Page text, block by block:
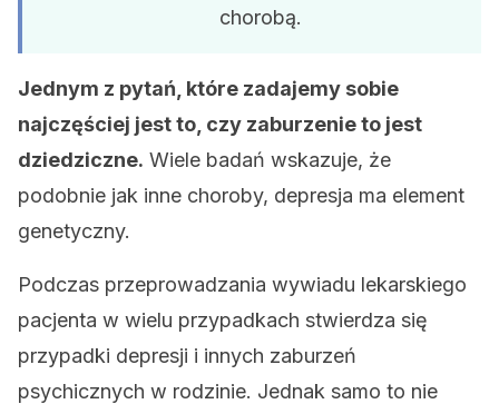
chorobą.
Jednym z pytań, które zadajemy sobie
najczęściej jest to, czy zaburzenie to jest
dziedziczne. Wiele badań wskazuje, że
podobnie jak inne choroby, depresja ma element
genetyczny.
Podczas przeprowadzania wywiadu lekarskiego
pacjenta w wielu przypadkach stwierdza się
przypadki depresji i innych zaburzeń
psychicznych w rodzinie. Jednak samo to nie